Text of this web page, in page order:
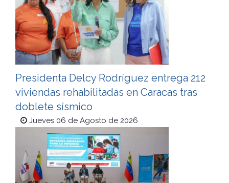
Presidenta Delcy Rodríguez entrega 212
viviendas rehabilitadas en Caracas tras
doblete sísmico
Jueves 06 de Agosto de 2026